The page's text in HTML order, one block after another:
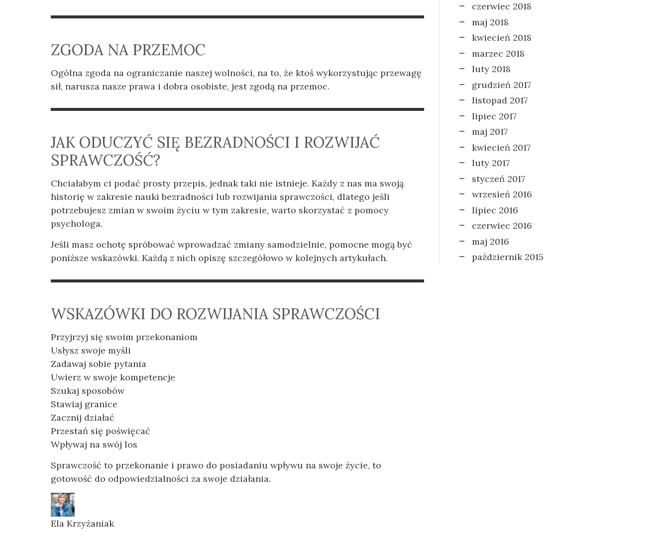
ZGODA NA PRZEMOC
Ogólna zgoda na ograniczanie naszej wolności, na to, że ktoś wykorzystując przewagę
sił, narusza nasze prawa i dobra osobiste, jest zgodą na przemoc.
JAK ODUCZYĆ SIĘ BEZRADNOŚCI I ROZWIJAĆ
SPRAWCZOŚĆ?
Chciałabym ci podać prosty przepis, jednak taki nie istnieje. Każdy z nas ma swoją
historię w zakresie nauki bezradności lub rozwijania sprawczości, dlatego jeśli
potrzebujesz zmian w swoim życiu w tym zakresie, warto skorzystać z pomocy
psychologa.
Jeśli masz ochotę spróbować wprowadzać zmiany samodzielnie, pomocne mogą być
poniższe wskazówki. Każdą z nich opiszę szczegółowo w kolejnych artykułach.
WSKAZÓWKI DO ROZWIJANIA SPRAWCZOŚCI
Przyjrzyj się swoim przekonaniom
Usłysz swoje myśli
Zadawaj sobie pytania
Uwierz w swoje kompetencje
Szukaj sposobów
Stawiaj granice
Zacznij działać
Przestań się poświęcać
Wpływaj na swój los
Sprawczość to przekonanie i prawo do posiadaniu wpływu na swoje życie, to
gotowość do odpowiedzialności za swoje działania.
Ela Krzyżaniak
czerwiec 2018
maj 2018
kwiecień 2018
marzec 2018
luty 2018
grudzień 2017
listopad 2017
lipiec 2017
maj 2017
kwiecień 2017
luty 2017
styczeń 2017
wrzesień 2016
lipiec 2016
czerwiec 2016
maj 2016
październik 2015